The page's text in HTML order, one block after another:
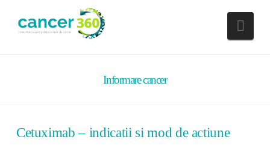
Informare cancer
Cetuximab – indicatii si mod de actiune